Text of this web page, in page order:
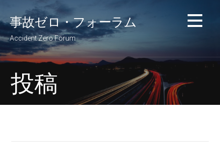
ン
ツ
事故ゼロ・フォーラム
Accident Zero Forum
投稿